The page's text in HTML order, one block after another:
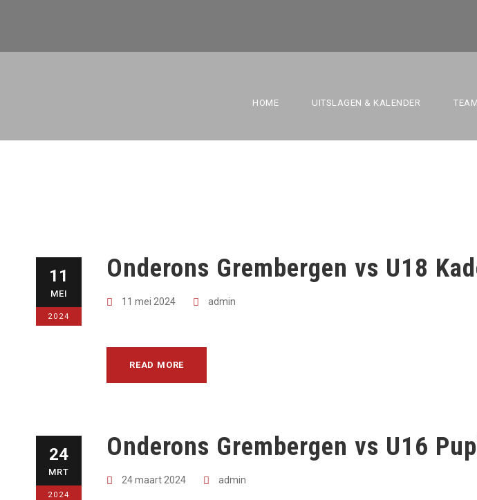
HOME UITSLAGEN & KALENDER
ONDERONS
11
MEI
2024
Onderons Grembergen vs U18
11 mei 2024 admin
READ MORE
24
MRT
2024
Onderons Grembergen vs U16
24 maart 2024 admin